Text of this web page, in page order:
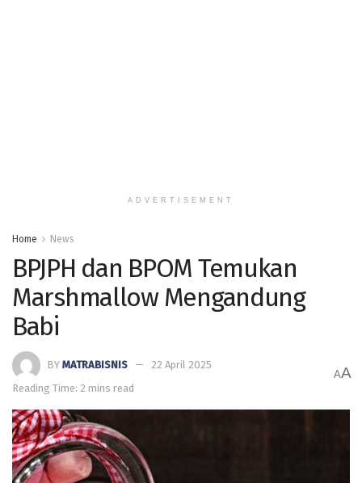
ADVERTISEMENT
Home News
BPJPH dan BPOM Temukan
Marshmallow Mengandung
Babi
BY MATRABISNIS
22 April 2025
Reading Time: 2 mins read
AA